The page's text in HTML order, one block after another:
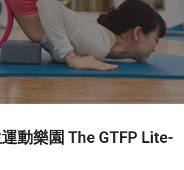
動樂園 The GTFP Lite-